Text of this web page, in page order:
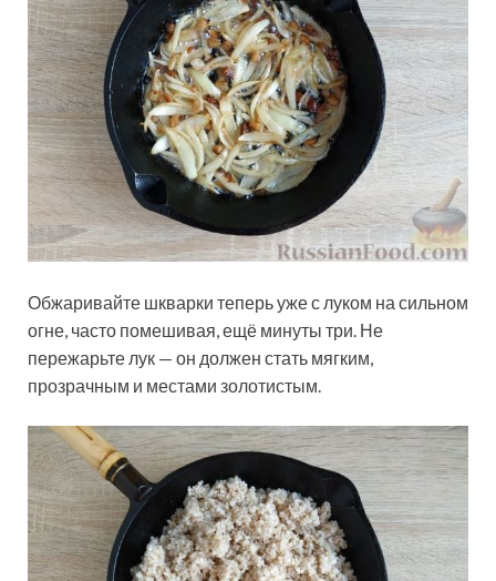
Обжаривайте шкварки теперь уже с луком на сильном
огне, часто помешивая, ещё минуты три. Не
пережарьте лук — он должен стать мягким,
прозрачным и местами золотистым.